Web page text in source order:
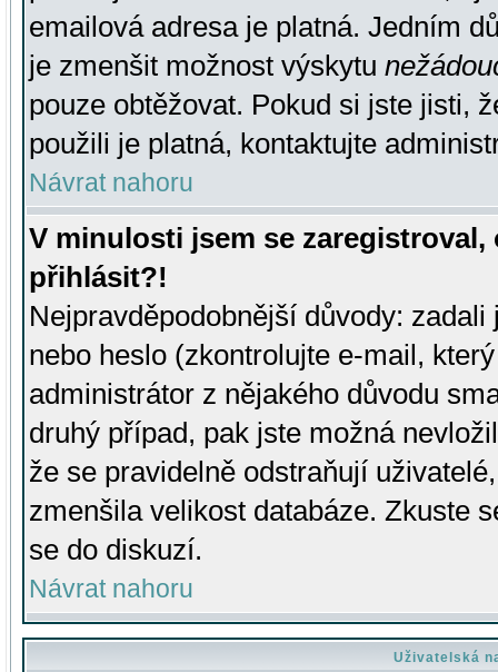
emailová adresa je platná. Jedním
je zmenšit možnost výskytu
pouze obtěžovat. Pokud si jste jisti,
použili je platná, kontaktujte
Návrat nahoru
V minulosti jsem se
přihlásit?!
Nejpravděpodobnější důvody:
nebo heslo (zkontrolujte e-mail,
administrátor z nějakého důvodu
druhý případ, pak jste možná
že se pravidelně odstraňují
zmenšila velikost databáze. Zkuste
se do diskuzí.
Návrat nahoru
Uživatelská